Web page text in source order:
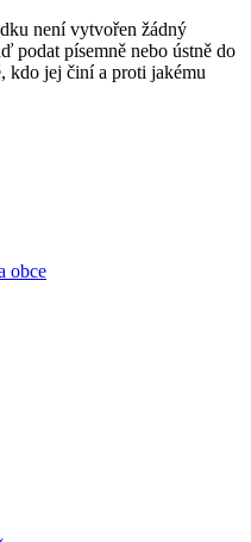
není vytvořen žádný
podat písemně nebo ústně do
kdo jej činí a proti jakému
obce